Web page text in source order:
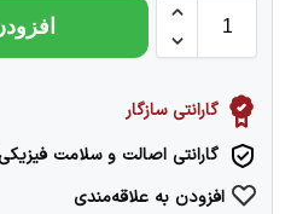
گارانتی سازگار
گارانتی اصالت و سلامت فیزیکی
افزودن به علاقه‌مندی